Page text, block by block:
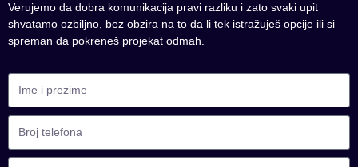
Verujemo da dobra komunikacija pravi razliku i zato svaki upit
shvatamo ozbiljno, bez obzira na to da li tek istražuješ opcije ili si
spreman da pokreneš projekat odmah.